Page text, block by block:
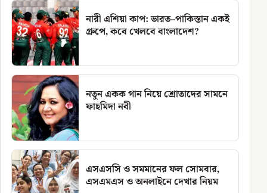
নারী এশিয়া কাপ: ভারত–পাকিস্তান একই
গ্রুপে, কবে খেলবে বাংলাদেশ?
নতুন একক গান নিয়ে শ্রোতাদের সামনে
ফাহমিদা নবী
এসএসসি ও সমমানের ফল সোমবার,
এসএমএস ও অনলাইনে দেখার নিয়ম